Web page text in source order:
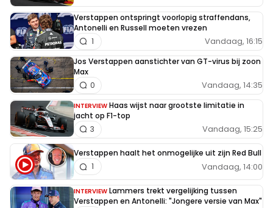
Verstappen ontspringt voorlopig straffendans,
Antonelli en Russell moeten vrezen
Vandaag, 16:15
1
Jos Verstappen aanstichter van GT-virus bij zoon
Max
Vandaag, 14:35
0
INTERVIEW Haas wijst naar grootste limitatie in
jacht op F1-top
Vandaag, 15:25
3
Verstappen haalt het onmogelijke uit zijn Red Bull
Vandaag, 14:00
1
INTERVIEW Lammers trekt vergelijking tussen
Verstappen en Antonelli: "Jongere versie van Max"